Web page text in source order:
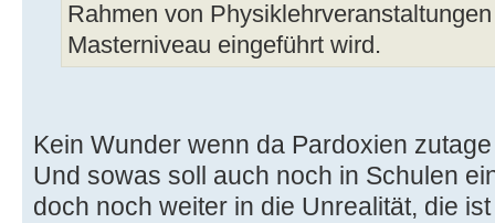
Rahmen von
Masterniveau eingeführt wird.
Kein Wunder wenn da Pardoxien
Und sowas soll auch noch in Schulen
doch noch weiter in die Unrealität, die